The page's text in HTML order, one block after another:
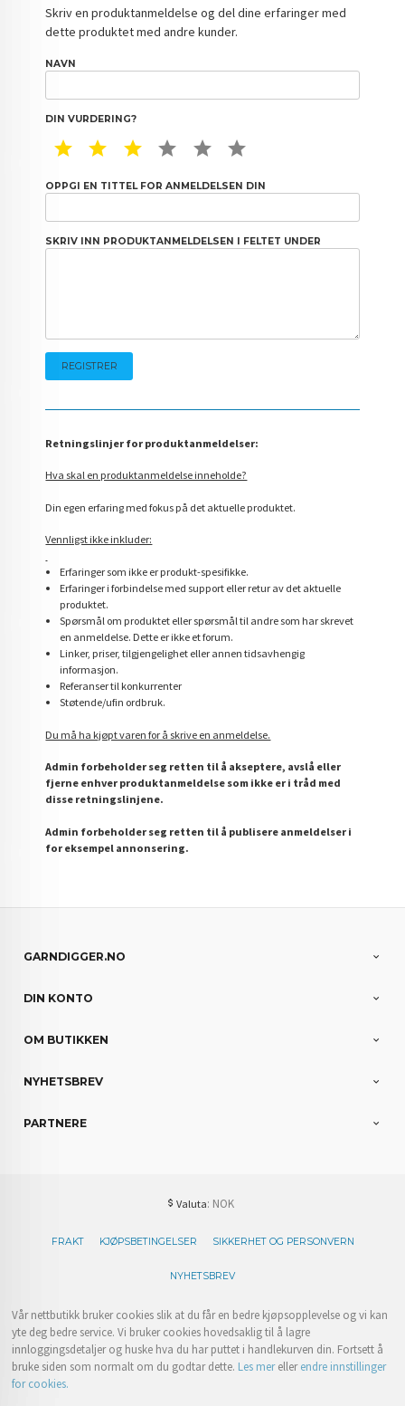
Skriv en produktanmeldelse og del dine erfaringer med
dette produktet med andre kunder.
NAVN
DIN VURDERING?
1 STAR2 STAR3 STAR4 STAR5 STAR
OPPGI EN TITTEL FOR ANMELDELSEN DIN
SKRIV INN PRODUKTANMELDELSEN I FELTET UNDER
Retningslinjer for produktanmeldelser:
Hva skal en produktanmeldelse inneholde?
Din egen erfaring med fokus på det aktuelle produktet.
Vennligst ikke inkluder:
Erfaringer som ikke er produkt-spesifikke.
Erfaringer i forbindelse med support eller retur av det aktuelle
produktet.
Spørsmål om produktet eller spørsmål til andre som har skrevet
en anmeldelse. Dette er ikke et forum.
Linker, priser, tilgjengelighet eller annen tidsavhengig
informasjon.
Referanser til konkurrenter
Støtende/ufin ordbruk.
Du må ha kjøpt varen for å skrive en anmeldelse.
Admin forbeholder seg retten til å akseptere, avslå eller
fjerne enhver produktanmeldelse som ikke er i tråd med
disse retningslinjene.
Admin forbeholder seg retten til å publisere anmeldelser i
for eksempel annonsering.
GARNDIGGER.NO
DIN KONTO
OM BUTIKKEN
NYHETSBREV
PARTNERE
Valuta: NOK
FRAKT KJØPSBETINGELSER SIKKERHET OG PERSONVERN
NYHETSBREV
Vår nettbutikk bruker cookies slik at du får en bedre kjøpsopplevelse og vi kan
yte deg bedre service. Vi bruker cookies hovedsaklig til å lagre
innloggingsdetaljer og huske hva du har puttet i handlekurven din. Fortsett å
bruke siden som normalt om du godtar dette. Les merellerendre innstillinger
for cookies.